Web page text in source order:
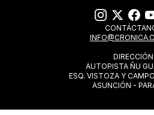
DIRECCIÓN:
AUTOPISTA ÑU
ESQ. VISTOZA Y
ASUNCIÓN -